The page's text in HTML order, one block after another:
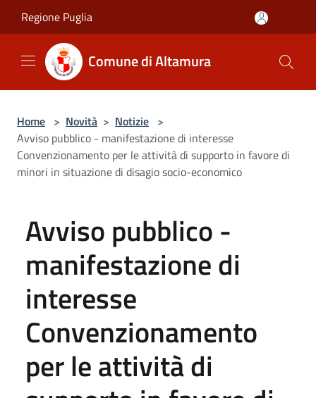
Regione Puglia
Comune di Altamura
Home > Novità > Notizie >
Avviso pubblico - manifestazione di interesse
Convenzionamento per le attività di supporto in favore di
minori in situazione di disagio socio-economico
Avviso pubblico -
manifestazione di
interesse
Convenzionamento
per le attività di